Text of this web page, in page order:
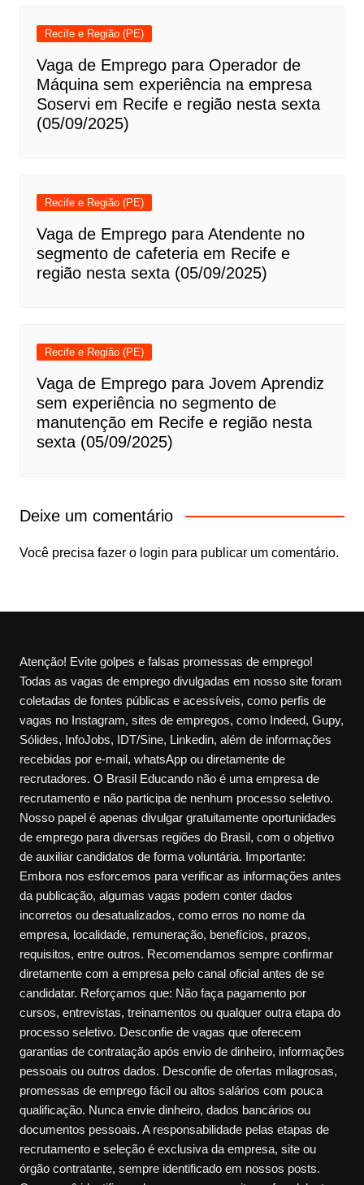
Recife e Região (PE)
Vaga de Emprego para Operador de
Máquina sem experiência na empresa
Soservi em Recife e região nesta sexta
(05/09/2025)
Recife e Região (PE)
Vaga de Emprego para Atendente no
segmento de cafeteria em Recife e
região nesta sexta (05/09/2025)
Recife e Região (PE)
Vaga de Emprego para Jovem Aprendiz
sem experiência no segmento de
manutenção em Recife e região nesta
sexta (05/09/2025)
Deixe um comentário
Você precisa fazer o login para publicar um comentário.
Atenção! Evite golpes e falsas promessas de emprego!
Todas as vagas de emprego divulgadas em nosso site foram
coletadas de fontes públicas e acessíveis, como perfis de
vagas no Instagram, sites de empregos, como Indeed, Gupy,
Sólides, InfoJobs, IDT/Sine, Linkedin, além de informações
recebidas por e-mail, whatsApp ou diretamente de
recrutadores. O Brasil Educando não é uma empresa de
recrutamento e não participa de nenhum processo seletivo.
Nosso papel é apenas divulgar gratuitamente oportunidades
de emprego para diversas regiões do Brasil, com o objetivo
de auxiliar candidatos de forma voluntária. Importante:
Embora nos esforcemos para verificar as informações antes
da publicação, algumas vagas podem conter dados
incorretos ou desatualizados, como erros no nome da
empresa, localidade, remuneração, benefícios, prazos,
requisitos, entre outros. Recomendamos sempre confirmar
diretamente com a empresa pelo canal oficial antes de se
candidatar. Reforçamos que: Não faça pagamento por
cursos, entrevistas, treinamentos ou qualquer outra etapa do
processo seletivo. Desconfie de vagas que oferecem
garantias de contratação após envio de dinheiro, informações
pessoais ou outros dados. Desconfie de ofertas milagrosas,
promessas de emprego fácil ou altos salários com pouca
qualificação. Nunca envie dinheiro, dados bancários ou
documentos pessoais. A responsabilidade pelas etapas de
recrutamento e seleção é exclusiva da empresa, site ou
órgão contratante, sempre identificado em nossos posts.